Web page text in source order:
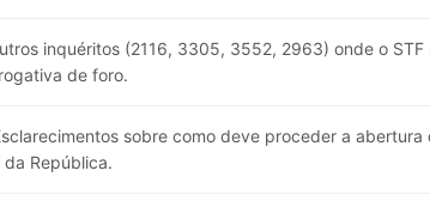
inquéritos (2116, 3305, 3552, 2963) onde o
de foro.
sobre como deve proceder a
República.